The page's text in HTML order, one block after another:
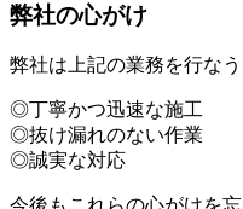
弊社の心がけ
弊社は上記の業務を行な
◎丁寧かつ迅速な施工
◎抜け漏れのない作業
◎誠実な対応